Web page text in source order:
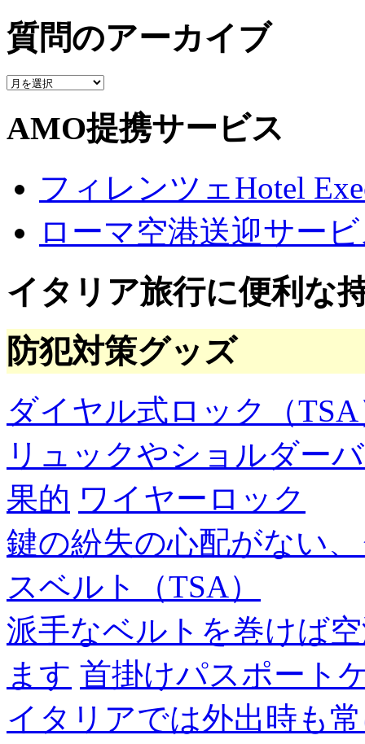
質問のアーカイブ
質
の
ア
イ
AMO提携サービス
フィレンツェHotel
ローマ空港送迎サー
イタリア旅行に便利な
防犯対策グッズ
ダイヤル式ロック（
リュックやショルダー
果的 ワイヤーロック
鍵の紛失の心配がない
スベルト（TSA）
派手なベルトを巻けば
ます 首掛けパスポート
イタリアでは外出時も